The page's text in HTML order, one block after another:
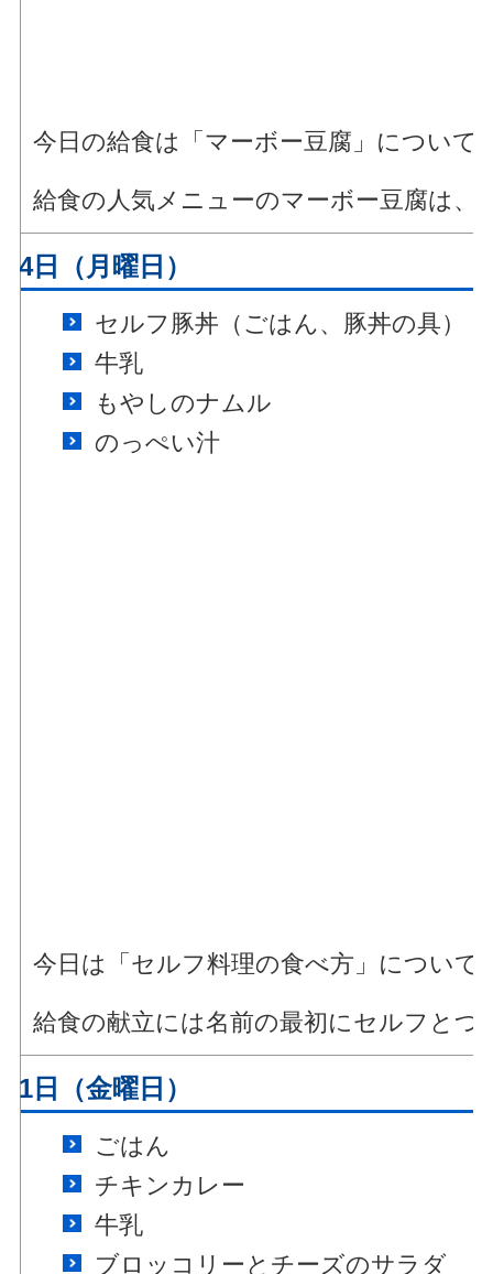
今日の給食は「マーボー豆腐」について
給食の人気メニューのマーボー豆腐は
日（月曜日）
セルフ豚丼（ごはん、豚丼の具）
牛乳
もやしのナムル
のっぺい汁
今日は「セルフ料理の食べ方」について
給食の献立には名前の最初にセルフと
日（金曜日）
ごはん
チキンカレー
牛乳
ブロッコリーとチーズのサラダ